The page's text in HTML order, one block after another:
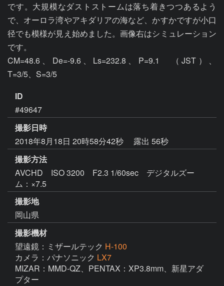
です。大規模なダストストームは落ち着きつつあるよう
で、オーロラ湾やアキダリアの海など、かすかですが小口
径でも模様が見え始めました。画像右はシミュレーション
です。
CM=48.6、De=-9.6、Ls=232.8、P=9.1　（JST）、
T=3/5、S=3/5
ID
#49647
撮影日時
2018年8月18日 20時58分42秒
露出 56秒
撮影方法
AVCHD ISO 3200 F2.3 1/60sec デジタルズー
ム：×7.5
撮影地
岡山県
撮影機材
望遠鏡：ミザールテック H-100
カメラ：パナソニック LX7
MIZAR：MMD-QZ、PENTAX：XP3.8mm、新星アダ
プター